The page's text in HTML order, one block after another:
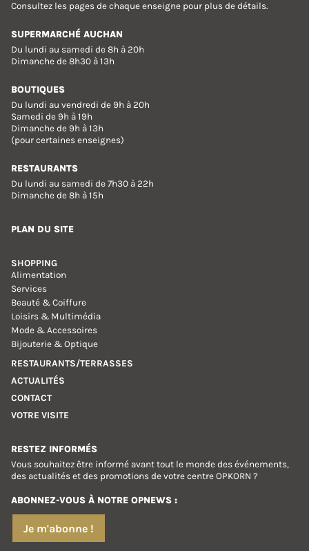
Consultez les pages de chaque enseigne pour plus de détails.
SUPERMARCHÉ AUCHAN
Du lundi au samedi de 8h à 20h
Dimanche de 8h30 à 13h
BOUTIQUES
Du lundi au vendredi de 9h à 20h
Samedi de 9h à 19h
Dimanche de 9h à 13h
(pour certaines enseignes)
RESTAURANTS
Du lundi au samedi de 7h30 à 22h
Dimanche de 8h à 15h
PLAN DU SITE
SHOPPING
Alimentation
Services
Beauté & Coiffure
Loisirs & Multimédia
Mode & Accessoires
Bijouterie & Optique
RESTAURANTS/TERRASSES
ACTUALITÉS
CONTACT
VOTRE VISITE
RESTEZ INFORMÉS
Vous souhaitez être informé avant tout le monde des événements,
des actualités et des promotions de votre centre OPKORN ?
ABONNEZ-VOUS À NOTRE OPNEWS :
Je m'abonne !